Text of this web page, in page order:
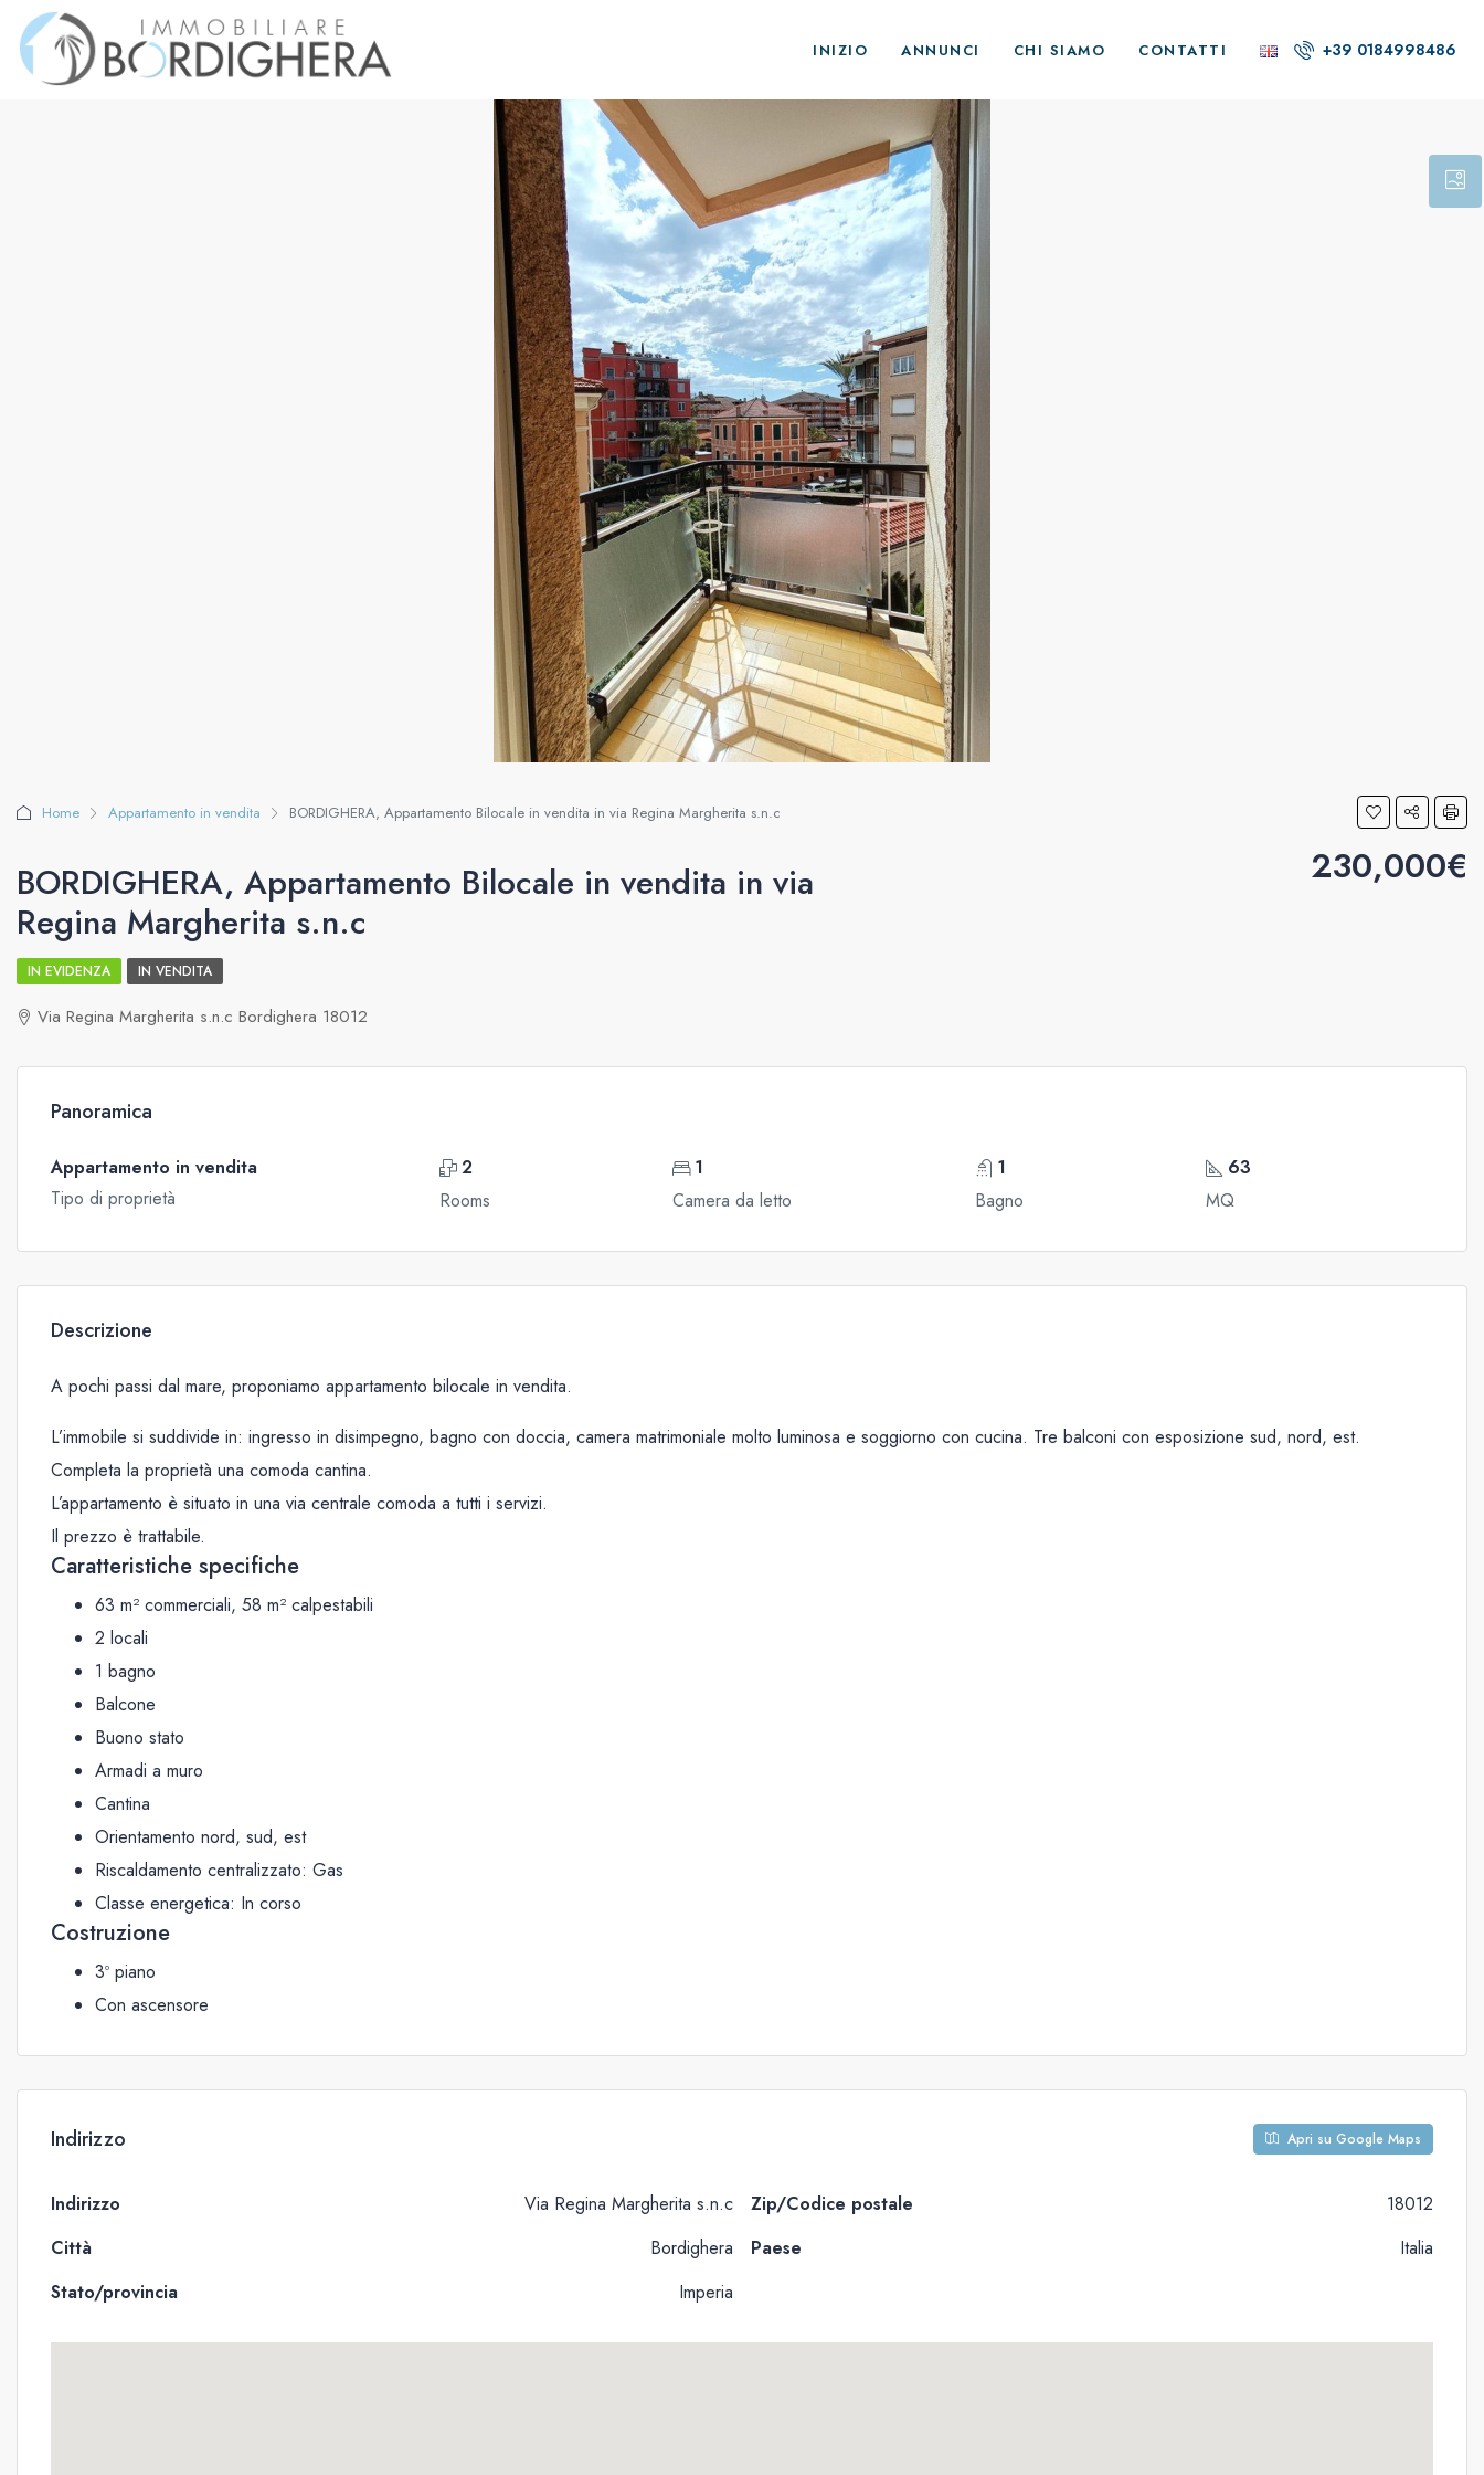
INIZIO ANNUNCI CHI SIAMO CONTATTI +39 0184998486
Home Appartamento in vendita BORDIGHERA, Appartamento Bilocale in vendita in via Regina Margherita s.n.c
BORDIGHERA, Appartamento Bilocale in vendita in via
Regina Margherita s.n.c
230,000€
IN EVIDENZA IN VENDITA
Via Regina Margherita s.n.c Bordighera 18012
Panoramica
Appartamento in vendita
Tipo di proprietà
2
Rooms
1
Camera da letto
1
Bagno
63
MQ
Descrizione
A pochi passi dal mare, proponiamo appartamento bilocale in vendita.
L’immobile si suddivide in: ingresso in disimpegno, bagno con doccia, camera matrimoniale molto luminosa e soggiorno con cucina. Tre balconi con esposizione sud, nord, est.
Completa la proprietà una comoda cantina.
L’appartamento è situato in una via centrale comoda a tutti i servizi.
Il prezzo è trattabile.
Caratteristiche specifiche
63 m² commerciali, 58 m² calpestabili
2 locali
1 bagno
Balcone
Buono stato
Armadi a muro
Cantina
Orientamento nord, sud, est
Riscaldamento centralizzato: Gas
Classe energetica: In corso
Costruzione
3º piano
Con ascensore
Indirizzo Apri su Google Maps
Indirizzo
Via Regina Margherita s.n.c
Città
Bordighera
Stato/provincia
Imperia
Zip/Codice postale
18012
Paese
Italia